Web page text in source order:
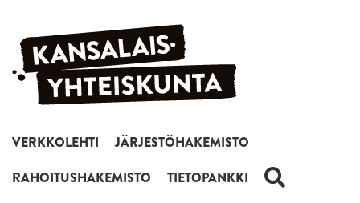
Siirry sisältöön
VERKKOLEHTI
JÄRJESTÖHAKEMISTO
RAHOITUSHAKEMISTO
TIETOPANKKI HAKU